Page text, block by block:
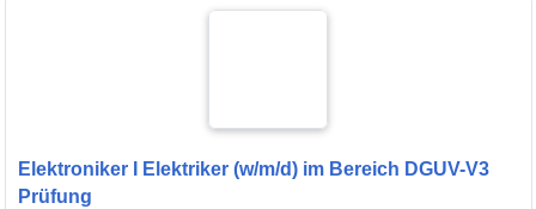
Elektroniker I Elektriker (w/m/d) im Bereich DGUV-V3
Prüfung